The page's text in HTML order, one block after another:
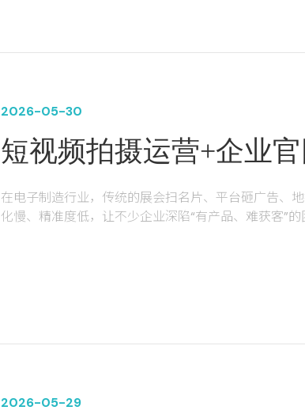
2026-05-30
短视频拍摄运营+企业
助力无锡道企电子、常
企业实现获客翻倍
在电子制造行业，传统的展会扫名片、平台砸广告、
化慢、精准度低，让不少企业深陷“有产品、难获客”
作，通过“抖音+视频号短视频拍摄运营、网站设计建
2026-05-29